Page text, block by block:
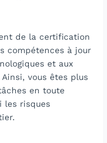
de la certification
compétences à jour
et aux
vous êtes plus
en toute
les risques